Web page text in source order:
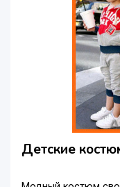
Детские